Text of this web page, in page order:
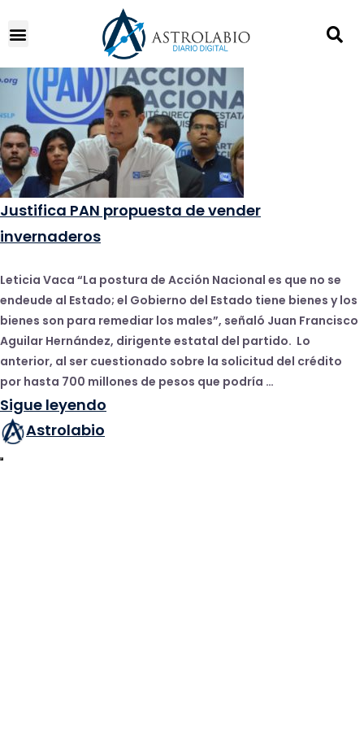
Justifica PAN propuesta de vender
invernaderos
Leticia Vaca “La postura de Acción Nacional es que no se
endeude al Estado; el Gobierno del Estado tiene bienes y los
bienes son para remediar los males”, señaló Juan Francisco
Aguilar Hernández, dirigente estatal del partido. Lo
anterior, al ser cuestionado sobre la solicitud del crédito
por hasta 700 millones de pesos que podría …
Sigue leyendo
Astrolabio